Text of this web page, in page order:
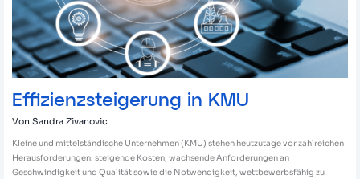
Effizienzsteigerung in KMU
VonSandra Zivanovic
Kleine und mittelständische Unternehmen (KMU) stehen heutzutage vor zahlreichen
Herausforderungen: steigende Kosten, wachsende Anforderungen an
Geschwindigkeit und Qualität sowie die Notwendigkeit, wettbewerbsfähig zu